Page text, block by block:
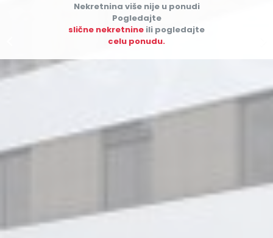
Nekretnina više nije u ponudi
Pogledajte
slične nekretnine ili pogledajte
celu ponudu.